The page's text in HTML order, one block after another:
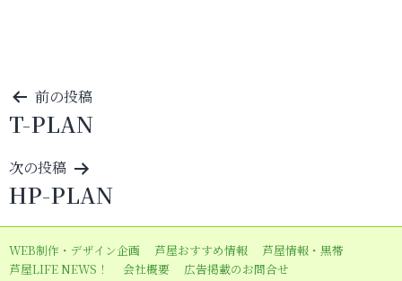
投
稿
ナ
ビ
ゲ
ー
シ
前の投稿
T-PLAN
次の投稿
HP-PLAN
WEB制作・デザイン企画 芦屋おすすめ情報
芦屋情報・黒帯
芦屋LIFE NEWS！
会社概要 広告掲載のお問合せ